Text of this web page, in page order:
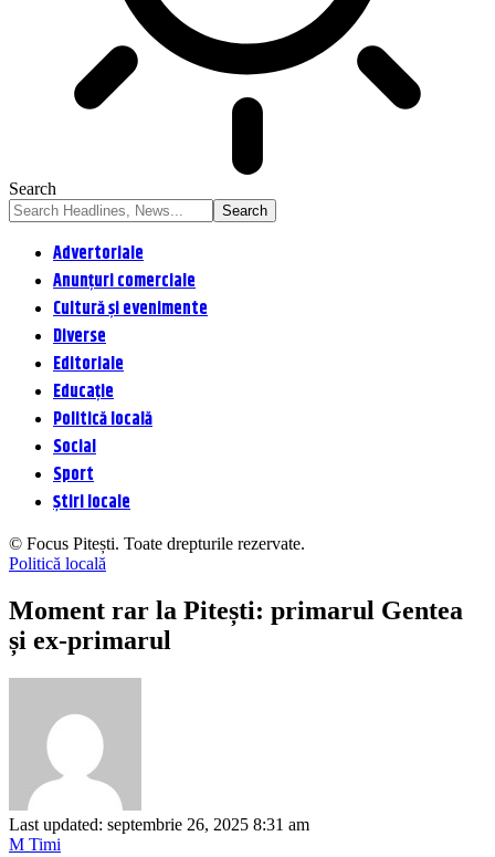
Search
Advertoriale
Anunțuri comerciale
Cultură și evenimente
Diverse
Editoriale
Educație
Politică locală
Social
Sport
Știri locale
© Focus Pitești. Toate drepturile rezervate.
Politică locală
Moment rar la Pitești: primarul Gentea
și ex-primarul
Last updated: septembrie 26, 2025 8:31 am
M Timi